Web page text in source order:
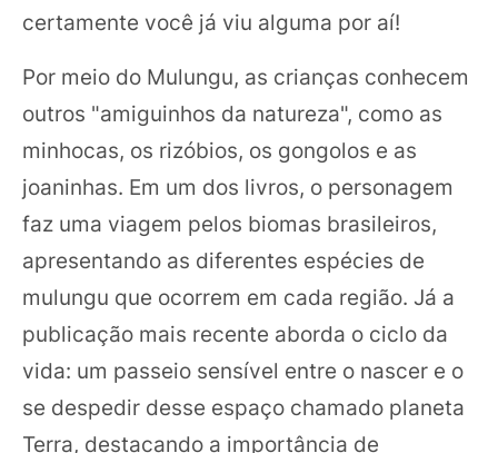
certamente você já viu alguma por aí!
Por meio do Mulungu, as crianças conhecem
outros "amiguinhos da natureza", como as
minhocas, os rizóbios, os gongolos e as
joaninhas. Em um dos livros, o personagem
faz uma viagem pelos biomas brasileiros,
apresentando as diferentes espécies de
mulungu que ocorrem em cada região. Já a
publicação mais recente aborda o ciclo da
vida: um passeio sensível entre o nascer e o
se despedir desse espaço chamado planeta
Terra, destacando a importância de